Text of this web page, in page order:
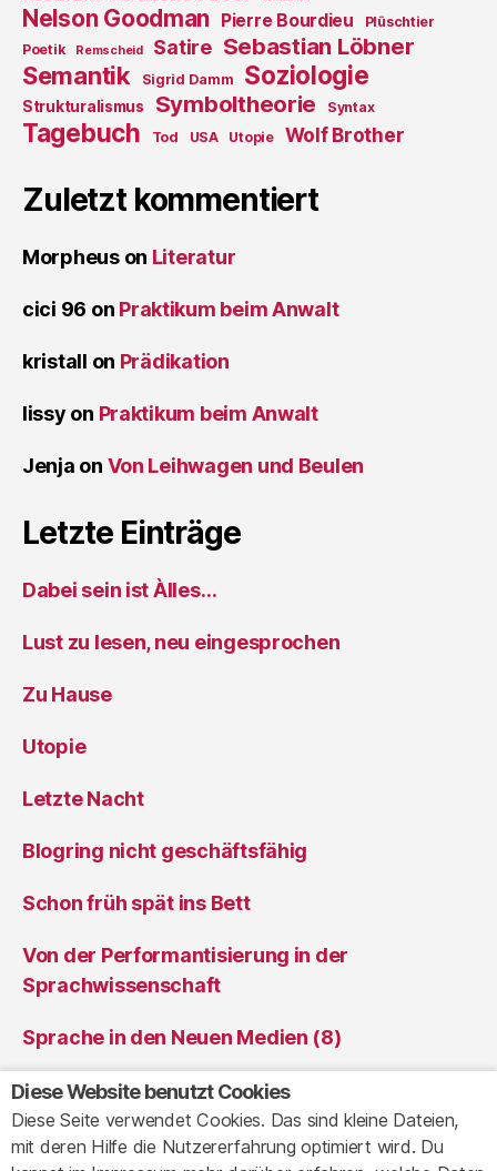
Nelson Goodman Pierre Bourdieu
Plüschtier
Poetik
Remscheid Satire Sebastian Löbner
Semantik Sigrid Damm Soziologie
Strukturalismus Symboltheorie Syntax
Tagebuch Tod USA Utopie Wolf Brother
Zuletzt kommentiert
Morpheuson Literatur
cici 96 on Praktikum beim Anwalt
kristall on Prädikation
lissy on Praktikum beim Anwalt
Jenja on Von Leihwagen und Beulen
Letzte Einträge
Dabei sein ist Àlles…
Lust zu lesen, neu eingesprochen
Zu Hause
Utopie
Letzte Nacht
Blogring nicht geschäftsfähig
Schon früh spät ins Bett
Von der Performantisierung in der
Sprachwissenschaft
Sprache in den Neuen Medien (8)
Sprache in den Neuen Medien (7)
Diese Website benutzt Cookies
Diese Seite verwendet Cookies. Das sind kleine Dateien,
mit deren Hilfe die Nutzererfahrung optimiert wird. Du